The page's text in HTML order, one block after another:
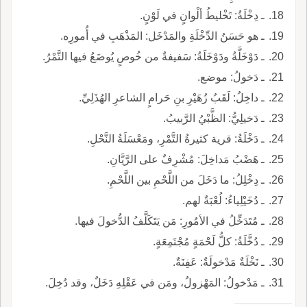
ـ دِخْلَةُ: تَخْليطُ ألْوانٍ في لَوْنٍ.
ـ هو حَسَنُ الدِّخْلَةِ والمَدْخَل: المَذْهَبِ في أُمورِه.
ـ دَوْخَلَّةُ ودَوْخَلَةُ: سَفيفةٌ من خُوصٍ يُوضَعُ فيها التَّمْرُ.
ـ دَخولُ: موضع.
ـ داخِلُ: لَقَبُ زُهَيْرِ بنِ حَرامٍ الشاعرِ الهُذَلِيِّ.
ـ دَخيلِيُّ: الظَّبْيُ الرَّبيبُ.
ـ دَخْلَةُ: قرية كثيرةُ التَّمْرِ، ومَعْسَلَةُ النَّحْلِ.
ـ هَضْبُ مَداخِلَ: مُشْرِفٌ على الرَّيَّانِ.
ـ دِخْلِلُ: ما دَخَلَ من اللَّحْمِ بين اللَّحْمِ.
ـ دُخَيْلِياءُ: لُعْبَةٌ لهم.
ـ مُتَدَخِّلُ في الأمُورِ: مَن يَتَكَلَّفُ الدُّخولَ فيها.
ـ دُخَّلَةُ: كلُّ لَحْمَةٍ مُجْتَمِعَةٍ.
ـ نَخْلَةٌ مَدْخولَةٌ: عَفِنَةٌ.
ـ مَدْخولُ: المَهْزولُ، ومَن في عَقْلِهِ دَخَلٌ، وقد دُخِلَ.